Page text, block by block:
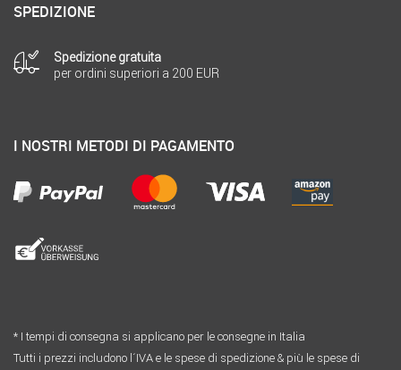
SPEDIZIONE
Spedizione gratuita
per ordini superiori a 200 EUR
I NOSTRI METODI DI PAGAMENTO
* I tempi di consegna si applicano per le consegne in Italia
Tutti i prezzi includono l´IVA e le spese di spedizione & più le spese di